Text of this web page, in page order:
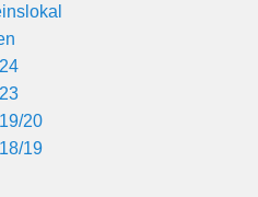
20
19